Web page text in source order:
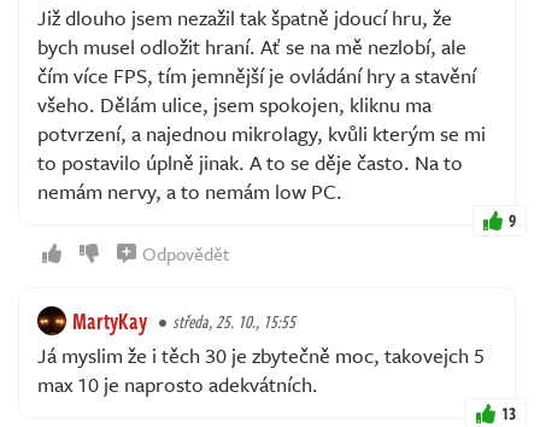
Již dlouho jsem nezažil tak špatně jdoucí hru, že
bych musel odložit hraní. Ať se na mě nezlobí, ale
čím více FPS, tím jemnější je ovládání hry a stavění
všeho. Dělám ulice, jsem spokojen, kliknu ma
potvrzení, a najednou mikrolagy, kvůli kterým se mi
to postavilo úplně jinak. A to se děje často. Na to
nemám nervy, a to nemám low PC.
9
Odpovědět
MartyKay středa, 25. 10., 15:55
Já myslim že i těch 30 je zbytečně moc, takovejch 5
max 10 je naprosto adekvátních.
13